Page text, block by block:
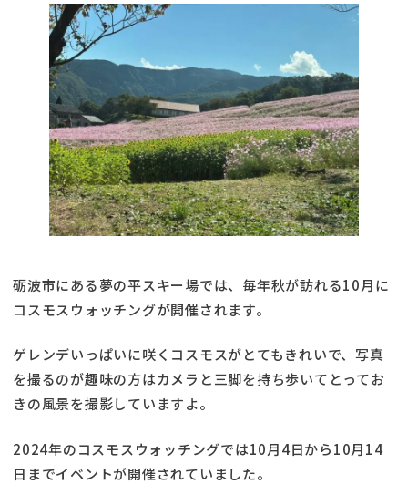
砺波市にある夢の平スキー場では、毎年秋が訪れる10月に
コスモスウォッチングが開催されます。
ゲレンデいっぱいに咲くコスモスがとてもきれいで、写真
を撮るのが趣味の方はカメラと三脚を持ち歩いてとってお
きの風景を撮影していますよ。
2024年のコスモスウォッチングでは10月4日から10月14
日までイベントが開催されていました。